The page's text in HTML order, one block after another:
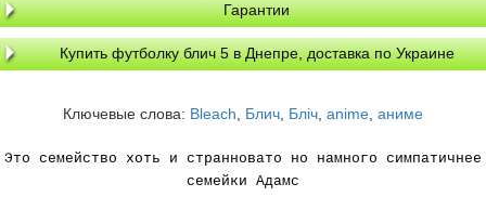
Гарантии
Купить футболку блич 5 в Днепре, доставка по Украине
Ключевые слова: Bleach, Блич, Бліч, anime, аниме
Это семейство хоть и странновато но намного симпатичнее
семейки Адамс